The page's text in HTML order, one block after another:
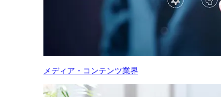
メディア・コンテンツ業界